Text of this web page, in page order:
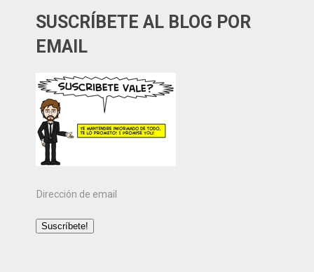
SUSCRÍBETE AL BLOG POR
EMAIL
Dirección
email
Suscríbete!